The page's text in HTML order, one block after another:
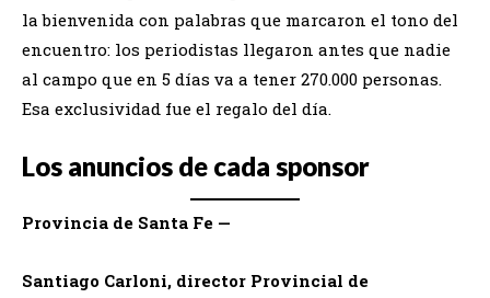
la bienvenida con palabras que marcaron el tono del
encuentro: los periodistas llegaron antes que nadie
al campo que en 5 días va a tener 270.000 personas.
Esa exclusividad fue el regalo del día.
Los anuncios de cada sponsor
Provincia de Santa Fe —
Santiago Carloni, director Provincial de